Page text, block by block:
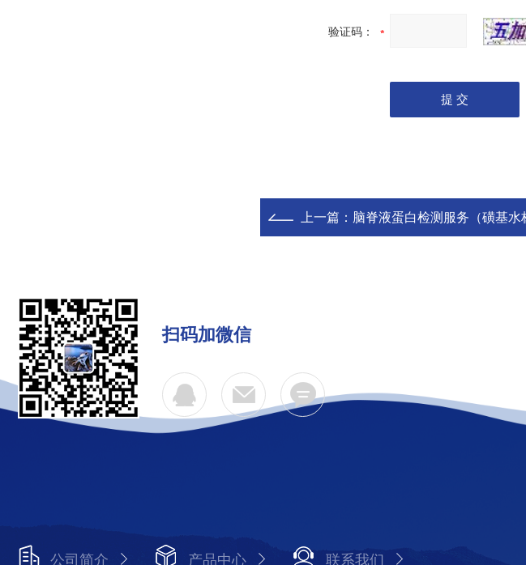
验证码：
上一篇： 脑脊液蛋白检测服务（磺基水
扫码加微信
公司简介 产品中心 联系我们